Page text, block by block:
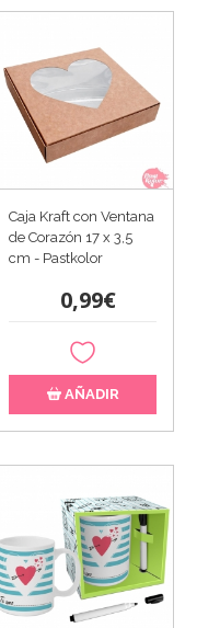
Caja Kraft con Ventana
de Corazón 17 x 3,5
cm - Pastkolor
0,99€
AÑADIR